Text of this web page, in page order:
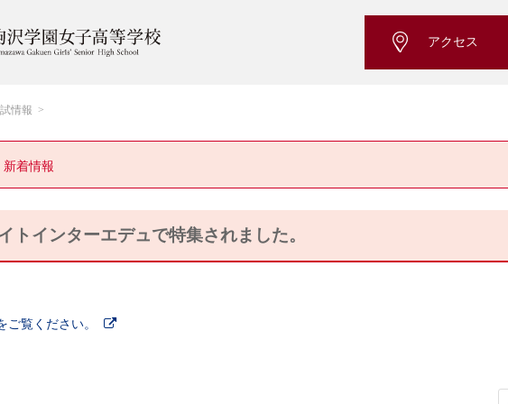
アクセス
試情報
新着情報
トインターエデュで特集されました。
ご覧ください。